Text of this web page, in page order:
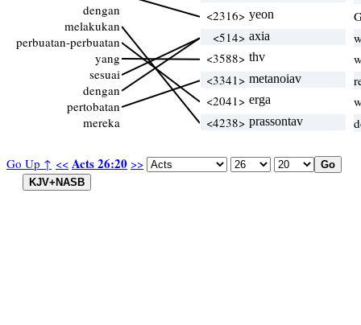
Go Up ↑ << Acts 26:20 >>
dengan
melakukan
perbuatan-perbuatan
yang
sesuai
dengan
pertobatan
mereka
<2316> yeon
<514> axia
<3588> thv
<3341> metanoiav
<2041> erga
<4238> prassontav